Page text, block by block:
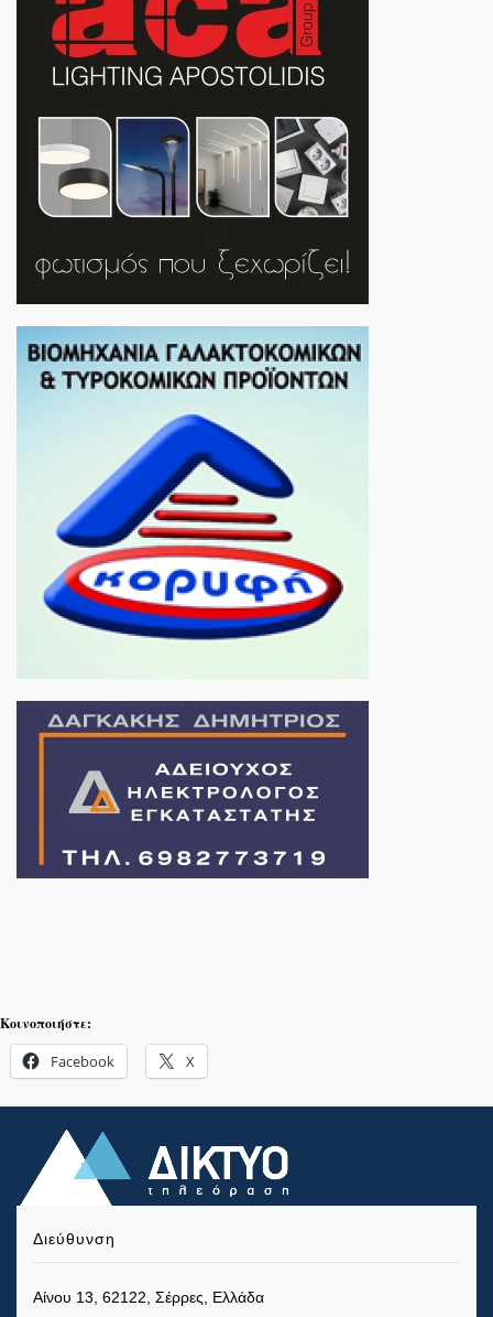
Κοινοποιήστε:
Facebook X
Διεύθυνση
Αίνου 13, 62122, Σέρρες, Ελλάδα